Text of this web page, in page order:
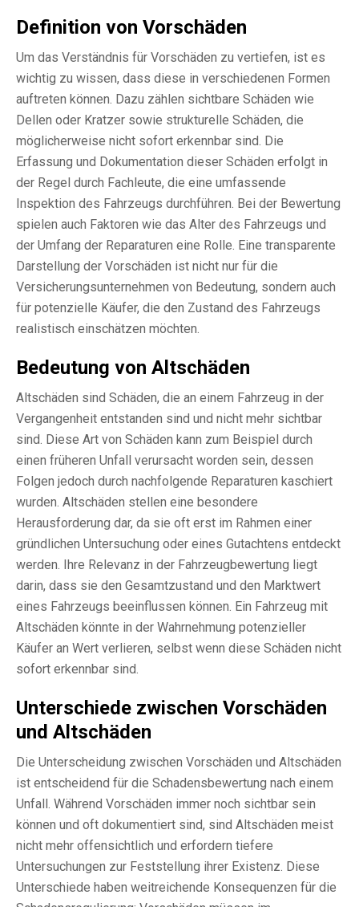
Definition von Vorschäden
Um das Verständnis für Vorschäden zu vertiefen, ist es
wichtig zu wissen, dass diese in verschiedenen Formen
auftreten können. Dazu zählen sichtbare Schäden wie
Dellen oder Kratzer sowie strukturelle Schäden, die
möglicherweise nicht sofort erkennbar sind. Die
Erfassung und Dokumentation dieser Schäden erfolgt in
der Regel durch Fachleute, die eine umfassende
Inspektion des Fahrzeugs durchführen. Bei der Bewertung
spielen auch Faktoren wie das Alter des Fahrzeugs und
der Umfang der Reparaturen eine Rolle. Eine transparente
Darstellung der Vorschäden ist nicht nur für die
Versicherungsunternehmen von Bedeutung, sondern auch
für potenzielle Käufer, die den Zustand des Fahrzeugs
realistisch einschätzen möchten.
Bedeutung von Altschäden
Altschäden sind Schäden, die an einem Fahrzeug in der
Vergangenheit entstanden sind und nicht mehr sichtbar
sind. Diese Art von Schäden kann zum Beispiel durch
einen früheren Unfall verursacht worden sein, dessen
Folgen jedoch durch nachfolgende Reparaturen kaschiert
wurden. Altschäden stellen eine besondere
Herausforderung dar, da sie oft erst im Rahmen einer
gründlichen Untersuchung oder eines Gutachtens entdeckt
werden. Ihre Relevanz in der Fahrzeugbewertung liegt
darin, dass sie den Gesamtzustand und den Marktwert
eines Fahrzeugs beeinflussen können. Ein Fahrzeug mit
Altschäden könnte in der Wahrnehmung potenzieller
Käufer an Wert verlieren, selbst wenn diese Schäden nicht
sofort erkennbar sind.
Unterschiede zwischen Vorschäden
und Altschäden
Die Unterscheidung zwischen Vorschäden und Altschäden
ist entscheidend für die Schadensbewertung nach einem
Unfall. Während Vorschäden immer noch sichtbar sein
können und oft dokumentiert sind, sind Altschäden meist
nicht mehr offensichtlich und erfordern tiefere
Untersuchungen zur Feststellung ihrer Existenz. Diese
Unterschiede haben weitreichende Konsequenzen für die